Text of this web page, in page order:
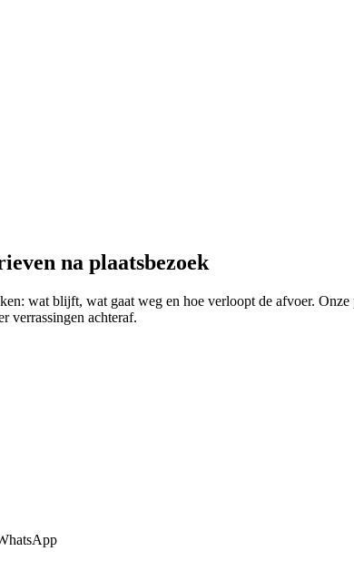
na plaatsbezoek
wat blijft, wat gaat weg en hoe verloopt de afvoer.
verrassingen achteraf.